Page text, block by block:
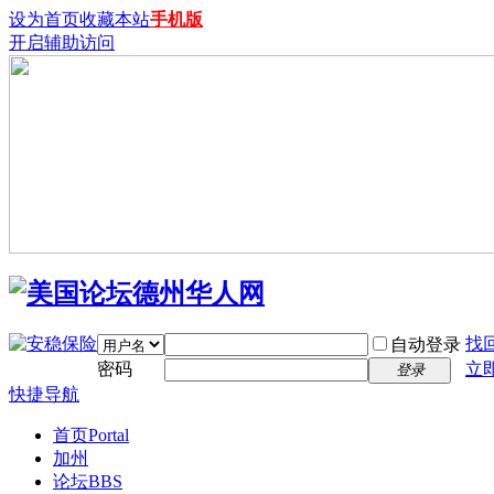
设为首页收藏本站手机版
开启辅助访问
自动登录 找
密码
登录
立
快捷导航
首页Portal
加州
论坛BBS